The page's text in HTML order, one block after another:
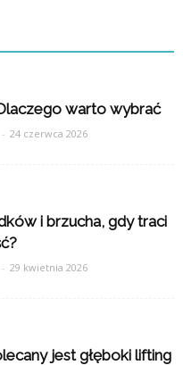
warto wybrać
- 24 czerwca 2026
i brzucha, gdy traci
- 29 kwietnia 2026
jest głęboki lifting